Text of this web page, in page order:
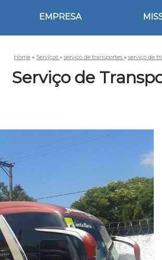
EMPRESA
Home » Serviços » serviço de transportes » serviço de
Serviço de